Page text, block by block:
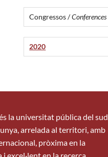
Congressos /Conferences
2020
la universitat pública del sud
arrelada al territori, amb
pròxima en la
i excel·lent en la recerca.